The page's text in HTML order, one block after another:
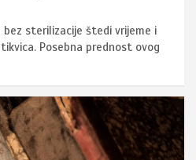
bez sterilizacije štedi vrijeme i
Posebna prednost ovog